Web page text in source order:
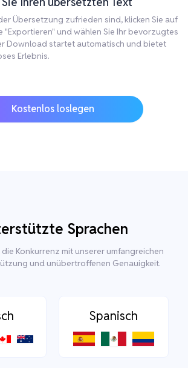
Übersetzung zufrieden sind, klicken Sie auf
"Exportieren" und wählen Sie Ihr bevorzugtes
Download startet automatisch und bietet
Erlebnis.
Kostenlos loslegen
Sprachen
Konkurrenz mit unserer umfangreichen
und unübertroffenen Genauigkeit.
Spanisch